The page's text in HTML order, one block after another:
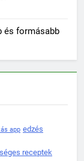
és formásabb
app edzés
receptek